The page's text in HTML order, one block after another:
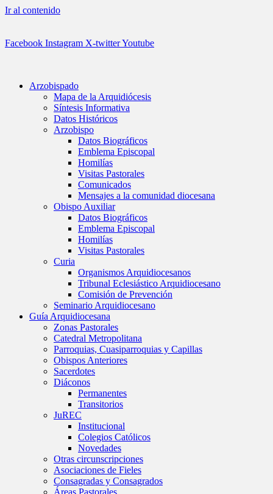
Ir al contenido
Facebook Instagram X-twitterYoutube
Arzobispado
Mapa de la Arquidiócesis
Síntesis Informativa
Datos Históricos
Arzobispo
Datos Biográficos
Emblema Episcopal
Homilías
Visitas Pastorales
Comunicados
Mensajes a la comunidad diocesana
Obispo Auxiliar
Datos Biográficos
Emblema Episcopal
Homilías
Visitas Pastorales
Curia
Organismos Arquidiocesanos
Tribunal Eclesiástico Arquidiocesano
Comisión de Prevención
Seminario Arquidiocesano
Guía Arquidiocesana
Zonas Pastorales
Catedral Metropolitana
Parroquias, Cuasiparroquias y Capillas
Obispos Anteriores
Sacerdotes
Diáconos
Permanentes
Transitorios
JuREC
Institucional
Colegios Católicos
Novedades
Otras circunscripciones
Asociaciones de Fieles
Consagradas y Consagrados
Áreas Pastorales